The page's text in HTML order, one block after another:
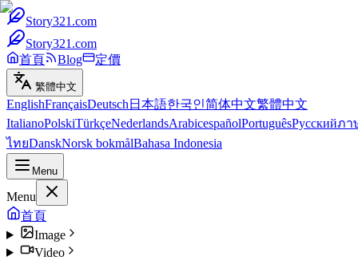
Story321.com
Story321.com
首頁
Blog 定價
繁體中文
EnglishFrançaisDeutsch 日本語한국인简体中文繁體中文
ItalianoPolskiTürkçeNederlandsArabicespañolPortuguêsРусскийภา
ไทยDanskNorsk bokmålBahasa Indonesia
Menu
Menu
首頁
Image
Video